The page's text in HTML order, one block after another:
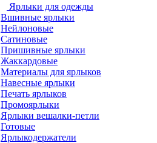
Ярлыки для одежды
Вшивные ярлыки
Нейлоновые
Сатиновые
Пришивные ярлыки
Жаккардовые
Материалы для ярлыков
Навесные ярлыки
Печать ярлыков
Промоярлыки
Ярлыки вешалки-петли
Готовые
Ярлыкодержатели